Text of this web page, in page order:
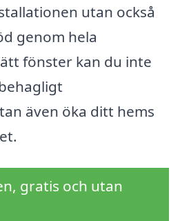
utan också
genom hela
fönster kan du inte
även öka ditt hems
gratis och utan